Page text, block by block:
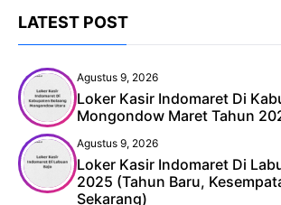
LATEST POST
Agustus 9, 2026
Loker Kasir Indomaret Di
Mongondow Maret Tahun
Agustus 9, 2026
Loker Kasir Indomaret Di
2025 (Tahun Baru,
Sekarang)